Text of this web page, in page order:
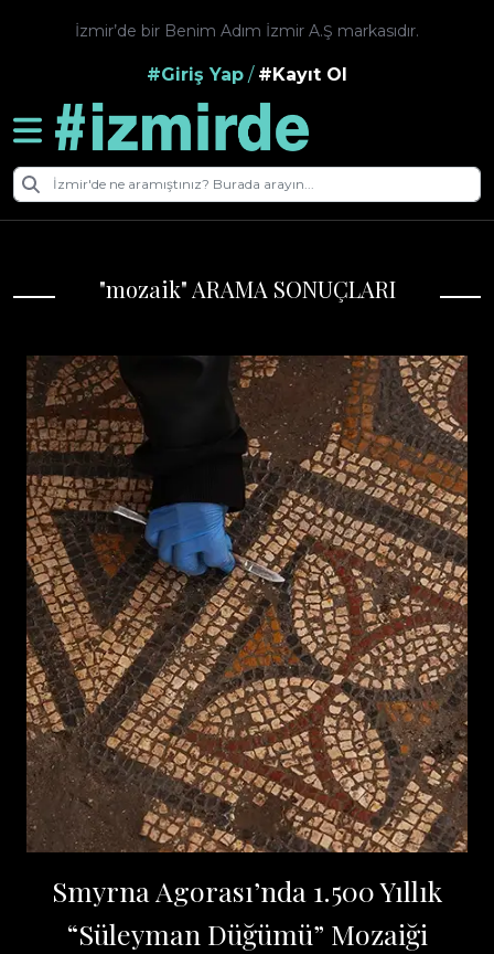
İzmir’de bir Benim Adım İzmir A.Ş markasıdır.
#Giriş Yap / #Kayıt Ol
"mozaik" ARAMA SONUÇLARI
Smyrna Agorası’nda 1.500 Yıllık
“Süleyman Düğümü” Mozaiği